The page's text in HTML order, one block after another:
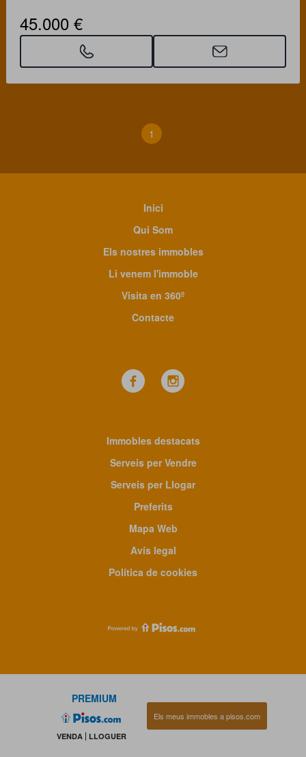
45.000 €
1
Inici
Qui Som
Els nostres immobles
Li venem l'immoble
Visita en 360º
Contacte
Immobles destacats
Serveis per Vendre
Serveis per Llogar
Preferits
Mapa Web
Avís legal
Política de cookies
PREMIUM
VENDA LLOGUER
Els meus immobles a pisos.com